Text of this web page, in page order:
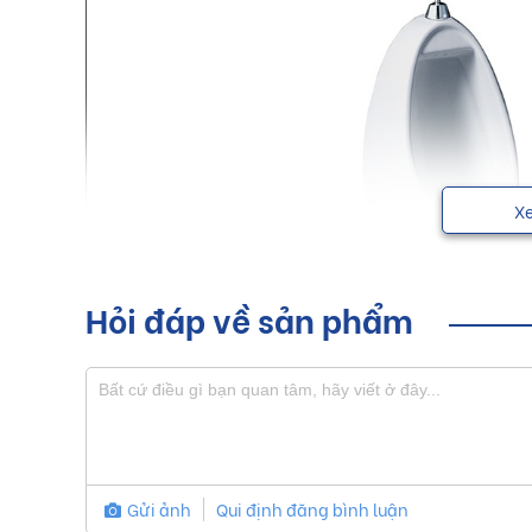
Bồn tiểu Caesar giúp tạo nên một phong cách độc
Sơ lược về sản phẩm bồn tiểu
Hỏi đáp về sản phẩm
Gửi ảnh Qui định đăng bình luận